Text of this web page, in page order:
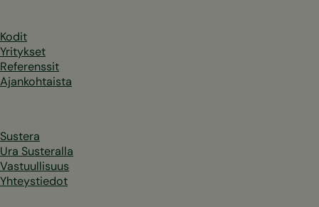
Kodit
Yritykset
Referenssit
Ajankohtaista
Sustera
Ura Susteralla
Vastuullisuus
Yhteystiedot